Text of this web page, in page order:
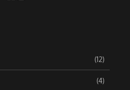
(12)
(4)